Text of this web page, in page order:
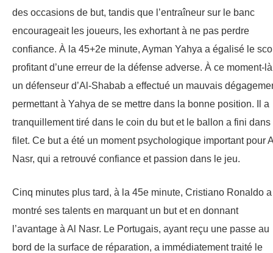
des occasions de but, tandis que l’entraîneur sur le banc
encourageait les joueurs, les exhortant à ne pas perdre
confiance. À la 45+2e minute, Ayman Yahya a égalisé le
profitant d’une erreur de la défense adverse. À ce moment-
un défenseur d’Al-Shabab a effectué un mauvais
permettant à Yahya de se mettre dans la bonne position. Il a
tranquillement tiré dans le coin du but et le ballon a fini dans
filet. Ce but a été un moment psychologique important pour
Nasr, qui a retrouvé confiance et passion dans le jeu.
Cinq minutes plus tard, à la 45e minute, Cristiano Ronaldo a
montré ses talents en marquant un but et en donnant
l’avantage à Al Nasr. Le Portugais, ayant reçu une passe au
bord de la surface de réparation, a immédiatement traité le